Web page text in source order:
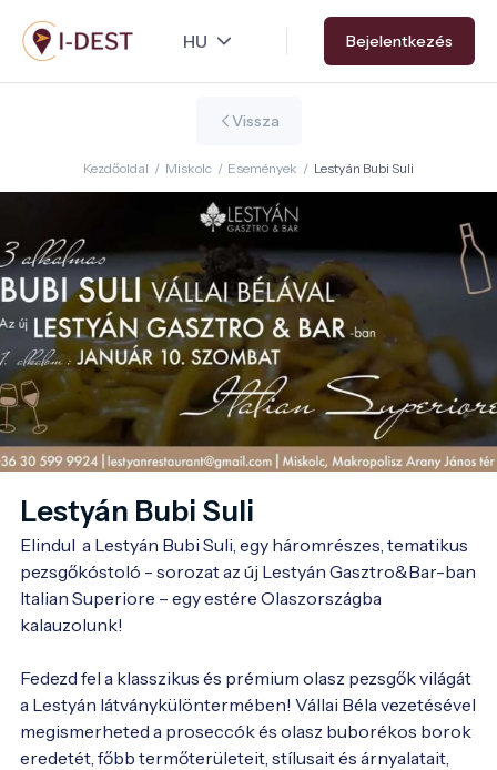
Ugrás
a
tartalomra
Bejelentkezés
Vissza
Kezdőoldal / Miskolc / Események / Lestyán Bubi Suli
Lestyán Bubi Suli
Elindul  a Lestyán Bubi Suli, egy háromrészes, tematikus
pezsgőkóstoló - sorozat az új Lestyán Gasztro&Bar-ban
Italian Superiore – egy estére Olaszországba
kalauzolunk!
Fedezd fel a klasszikus és prémium olasz pezsgők világát
a Lestyán látványkülöntermében! Vállai Béla vezetésével
megismerheted a proseccók és olasz buborékos borok
eredetét, főbb termőterületeit, stílusait és árnyalatait,